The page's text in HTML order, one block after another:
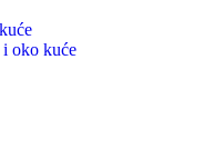
i oko kuće